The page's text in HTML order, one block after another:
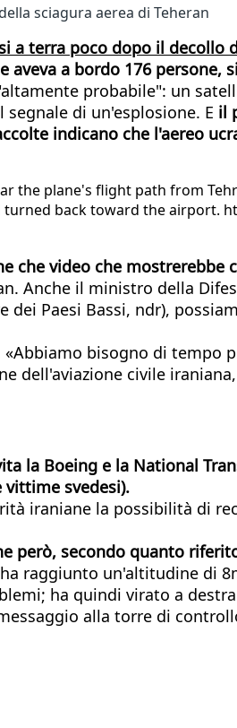
sciagura aerea di Teheran
a terra poco dopo il decollo
aveva a bordo 176
probabile": un
di un'esplosione. E il
indicano che l'aereo
the plane's flight path from
back toward the airport.
che video che mostrerebbe
Anche il ministro della
Paesi Bassi, ndr),
«Abbiamo bisogno di tempo
dell'aviazione civile
la Boeing e la National
vittime svedesi).
iraniane la possibilità di
però, secondo quanto
raggiunto un'altitudine di
ha quindi virato a
alla torre di